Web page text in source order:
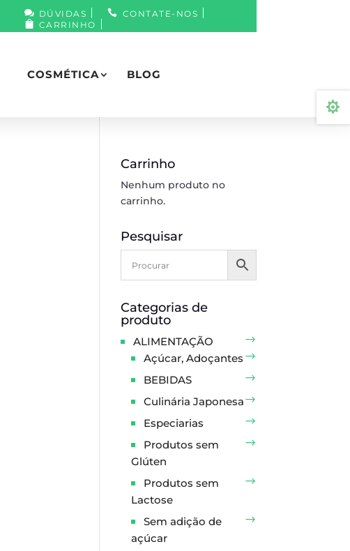
DÚVIDAS
CONTATE-NOS
CARRINHO
COSMÉTICA BLOG
Carrinho
Nenhum produto no
carrinho.
Pesquisar
Categorias de
produto
ALIMENTAÇÃO
Açúcar, Adoçantes
BEBIDAS
Culinária Japonesa
Especiarias
Produtos sem
Glúten
Produtos sem
Lactose
Sem adição de
açúcar
